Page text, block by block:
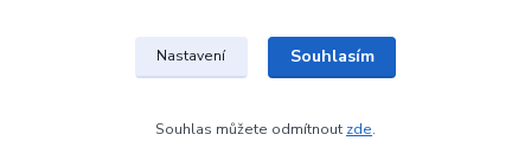
Upravit sběr cookies.
Nastavení Souhlasím
Souhlas můžete odmítnout zde.